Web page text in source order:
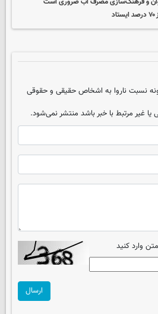
نسبت ناروا به اشخاص حقیقی و حقوقی
یا غیر مرتبط با خبر باشد منتشر نمی‌شود.
وارد کنید
ارسال